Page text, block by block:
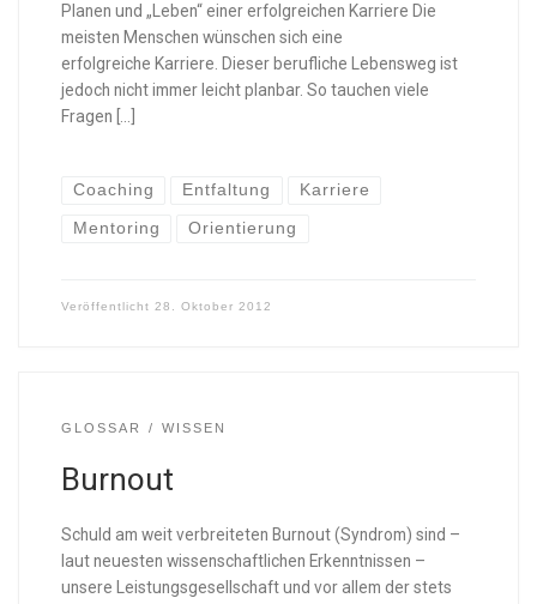
Planen und „Leben“ einer erfolgreichen Karriere Die
meisten Menschen wünschen sich eine
erfolgreiche Karriere. Dieser berufliche Lebensweg ist
jedoch nicht immer leicht planbar. So tauchen viele
Fragen […]
Coaching Entfaltung Karriere
Mentoring Orientierung
Veröffentlicht 28. Oktober 2012
GLOSSAR WISSEN
Burnout
Schuld am weit verbreiteten Burnout (Syndrom) sind –
laut neuesten wissenschaftlichen Erkenntnissen –
unsere Leistungsgesellschaft und vor allem der stets